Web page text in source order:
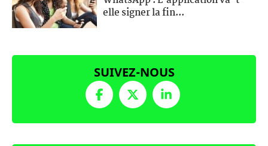
elle signer la fin...
SUIVEZ-NOUS